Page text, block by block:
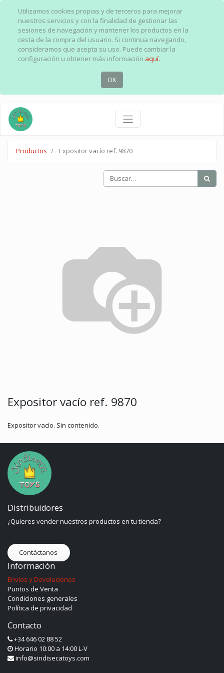
Utilizamos cookies propias y de terceros para mejorar
nuestros servicios y con la finalidad de gestionar las
sesiones de navegación y mantener los productos en la
cesta de la compra del usuario. Si continua navegando,
consideramos que acepta su uso. Puede cambiar la
configuración u obtener más información aquí.
OK
Productos Expositor vacío ref. 9870
Expositor vacío ref. 9870
Expositor vacío. Sin contenido.
Distribuidores
¿Quieres vender nuestros productos en tu tienda?
Contáctanos
Información
Envíos y Devoluciones
Puntos de Venta
Condiciones generales
Política de privacidad
Contacto
+34 646 02 88 52
Horario 10:00 a 14:00 L-V
info@sindisecatoys.com